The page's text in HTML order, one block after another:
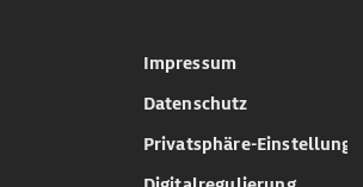
Impressum
Datenschutz
Privatsphäre-Einstellungen